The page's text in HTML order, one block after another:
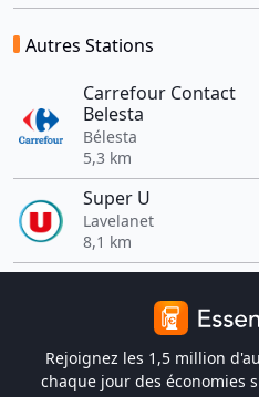
Autres Stations
Carrefour Contact
Belesta
Bélesta
5,3 km
Super U
Lavelanet
8,1 km
Rejoignez les 1,5 million
chaque jour des économies